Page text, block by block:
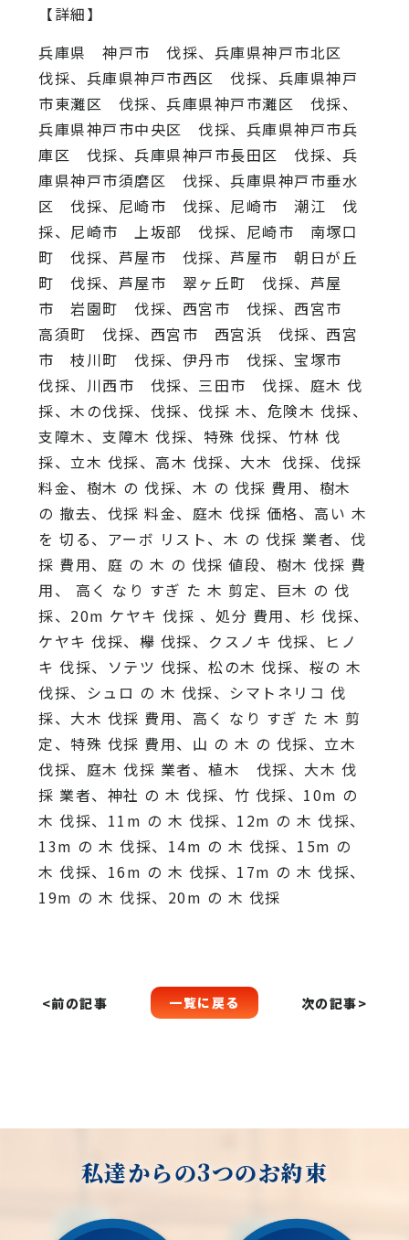
【詳細】
兵庫県 神戸市 伐採、兵庫県神戸市北区
伐採、兵庫県神戸市西区 伐採、兵庫県神戸
市東灘区 伐採、兵庫県神戸市灘区 伐採、
兵庫県神戸市中央区 伐採、兵庫県神戸市兵
庫区 伐採、兵庫県神戸市長田区 伐採、兵
庫県神戸市須磨区 伐採、兵庫県神戸市垂水
区 伐採、尼崎市 伐採、尼崎市 潮江 伐
採、尼崎市 上坂部 伐採、尼崎市 南塚口
町 伐採、芦屋市 伐採、芦屋市 朝日が丘
町 伐採、芦屋市 翠ヶ丘町 伐採、芦屋
市 岩園町 伐採、西宮市 伐採、西宮市
高須町 伐採、西宮市 西宮浜 伐採、西宮
市 枝川町 伐採、伊丹市 伐採、宝塚市
伐採、川西市 伐採、三田市 伐採、庭木 伐
採、木の伐採、伐採、伐採 木、危険木 伐採、
支障木、支障木 伐採、特殊 伐採、竹林 伐
採、立木 伐採、高木 伐採、大木 伐採、伐採
料金、樹木 の 伐採、木 の 伐採 費用、樹木
の 撤去、伐採 料金、庭木 伐採 価格、高い 木
を 切る、アーボ リスト、木 の 伐採 業者、伐
採 費用、庭 の 木 の 伐採 値段、樹木 伐採 費
用、 高く なり すぎ た 木 剪定、巨木 の 伐
採、20m ケヤキ 伐採 、処分 費用、杉 伐採、
ケヤキ 伐採、欅 伐採、クスノキ 伐採、ヒノ
キ 伐採、ソテツ 伐採、松の木 伐採、桜の 木
伐採、シュロ の 木 伐採、シマトネリコ 伐
採、大木 伐採 費用、高く なり すぎ た 木 剪
定、特殊 伐採 費用、山 の 木 の 伐採、立木
伐採、庭木 伐採 業者、植木 伐採、大木 伐
採 業者、神社 の 木 伐採、竹 伐採、10m の
木 伐採、11m の 木 伐採、12m の 木 伐採、
13m の 木 伐採、14m の 木 伐採、15m の
木 伐採、16m の 木 伐採、17m の 木 伐採、
19m の 木 伐採、20m の 木 伐採
<前の記事 一覧に戻る 次の記事>
私達からの3つのお約束